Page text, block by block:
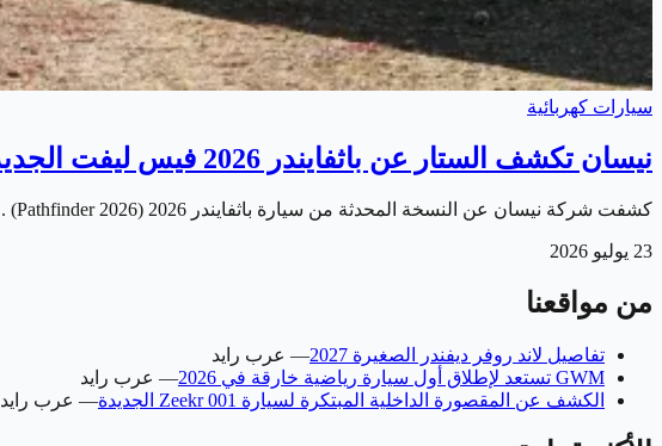
سيارات كهربائية
نيسان تكشف الستار عن باثفايندر 2026 فيس ليفت الجديدة
كشفت شركة نيسان عن النسخة المحدثة من سيارة باثفايندر 2026 (Pathfinder 2026) . التي حصلت على مجموعة من التغييرات الخارجية والداخلية بهدف تعزيز حضورها في…
23 يوليو 2026
من مواقعنا
تفاصيل لاند روفر ديفندر الصغيرة 2027 — عرب رايد
GWM تستعد لإطلاق أول سيارة رياضية خارقة في 2026
— عرب رايد
الكشف عن المقصورة الداخلية المبتكرة لسيارة Zeekr 001 الجديدة
— عرب رايد